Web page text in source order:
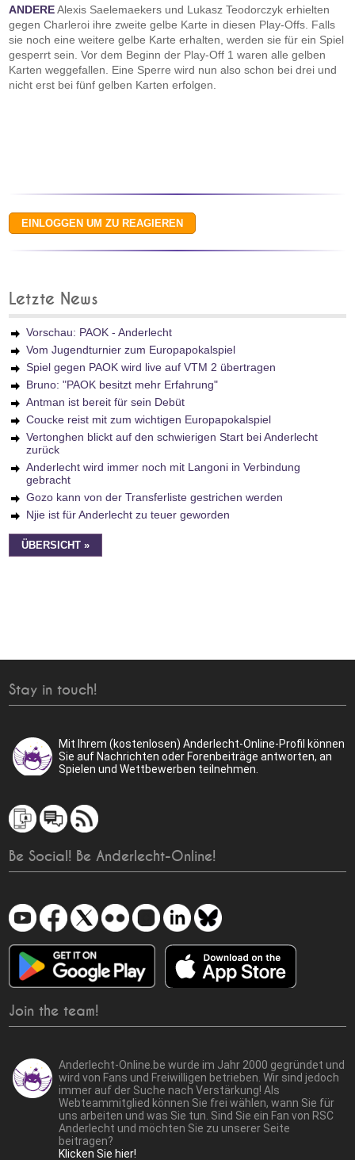
ANDEREAlexis Saelemaekers und Lukasz Teodorczyk erhielten
gegen Charleroi ihre zweite gelbe Karte in diesen Play-Offs. Falls
sie noch eine weitere gelbe Karte erhalten, werden sie für ein Spiel
gesperrt sein. Vor dem Beginn der Play-Off 1 waren alle gelben
Karten weggefallen. Eine Sperre wird nun also schon bei drei und
nicht erst bei fünf gelben Karten erfolgen.
Letzte News
Vorschau: PAOK - Anderlecht
Vom Jugendturnier zum Europapokalspiel
Spiel gegen PAOK wird live auf VTM 2 übertragen
Bruno: "PAOK besitzt mehr Erfahrung"
Antman ist bereit für sein Debüt
Coucke reist mit zum wichtigen Europapokalspiel
Vertonghen blickt auf den schwierigen Start bei Anderlecht
zurück
Anderlecht wird immer noch mit Langoni in Verbindung
gebracht
Gozo kann von der Transferliste gestrichen werden
Njie ist für Anderlecht zu teuer geworden
ÜBERSICHT »
Stay in touch!
Mit Ihrem (kostenlosen) Anderlecht-Online-Profil können
Sie auf Nachrichten oder Forenbeiträge antworten, an
Spielen und Wettbewerben teilnehmen.
Be Social! Be Anderlecht-Online!
Join the team!
Anderlecht-Online.be wurde im Jahr 2000 gegründet und
wird von Fans und Freiwilligen betrieben. Wir sind jedoch
immer auf der Suche nach Verstärkung! Als
Webteammitglied können Sie frei wählen, wann Sie für
uns arbeiten und was Sie tun. Sind Sie ein Fan von RSC
Anderlecht und möchten Sie zu unserer Seite
beitragen?
Klicken Sie hier!